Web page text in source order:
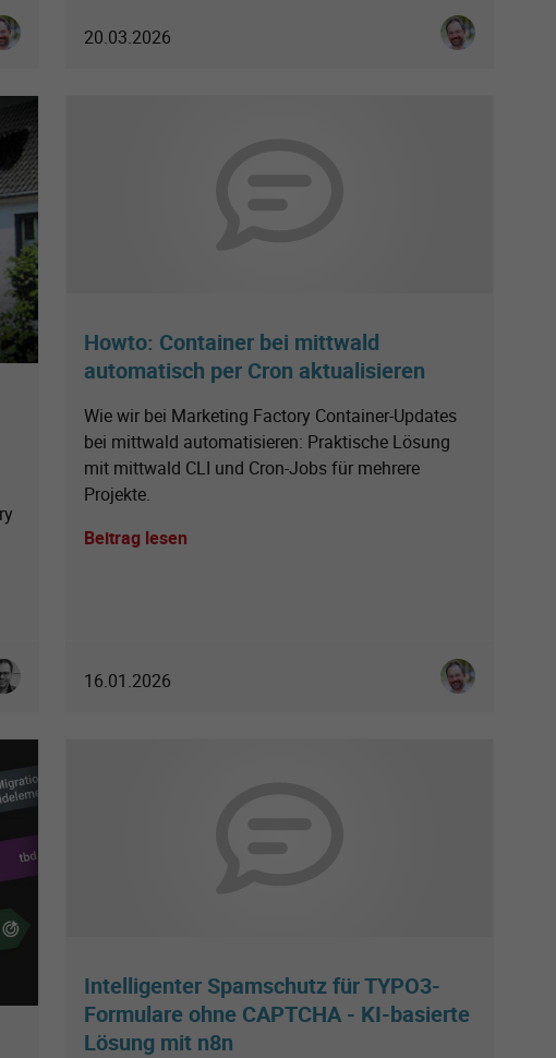
Schmitt 20.03.2026 Ingo Schmitt
Allefeld
Howto: Container bei mittwald
automatisch per Cron aktualisieren
Wie wir bei Marketing Factory Container-Updates
bei mittwald automatisieren: Praktische Lösung
mit mittwald CLI und Cron-Jobs für mehrere
Projekte.
Beitrag lesen
16.01.2026 Ingo Schmitt
Intelligenter Spamschutz für TYPO3-
Formulare ohne CAPTCHA - KI-basierte
Lösung mit n8n